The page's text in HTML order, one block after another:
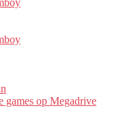
games op Megadrive